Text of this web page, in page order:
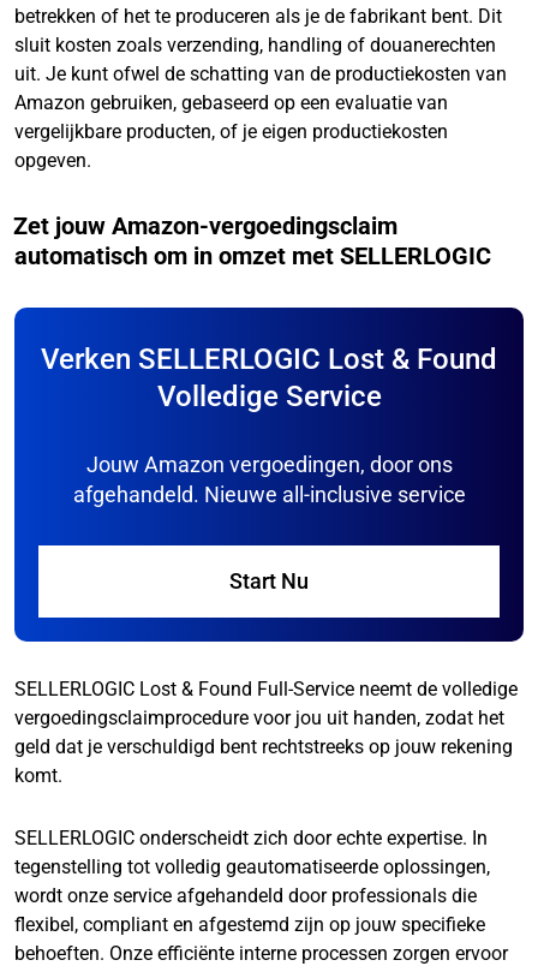
betrekken of het te produceren als je de fabrikant bent. Dit
sluit kosten zoals verzending, handling of douanerechten
uit. Je kunt ofwel de schatting van de productiekosten van
Amazon gebruiken, gebaseerd op een evaluatie van
vergelijkbare producten, of je eigen productiekosten
opgeven.
Zet jouw Amazon-vergoedingsclaim
automatisch om in omzet met SELLERLOGIC
Verken SELLERLOGIC Lost & Found
Volledige Service
Jouw Amazon vergoedingen, door ons
afgehandeld. Nieuwe all-inclusive service
Start Nu
SELLERLOGIC Lost & Found Full-Service neemt de volledige
vergoedingsclaimprocedure voor jou uit handen, zodat het
geld dat je verschuldigd bent rechtstreeks op jouw rekening
komt.
SELLERLOGIC onderscheidt zich door echte expertise. In
tegenstelling tot volledig geautomatiseerde oplossingen,
wordt onze service afgehandeld door professionals die
flexibel, compliant en afgestemd zijn op jouw specifieke
behoeften. Onze efficiënte interne processen zorgen ervoor